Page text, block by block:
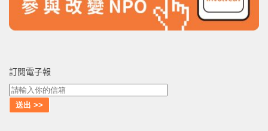
訂閱電子報